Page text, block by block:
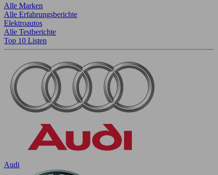
Alle Marken
Alle Erfahrungsberichte
Elektroautos
Alle Testberichte
Top 10 Listen
Audi